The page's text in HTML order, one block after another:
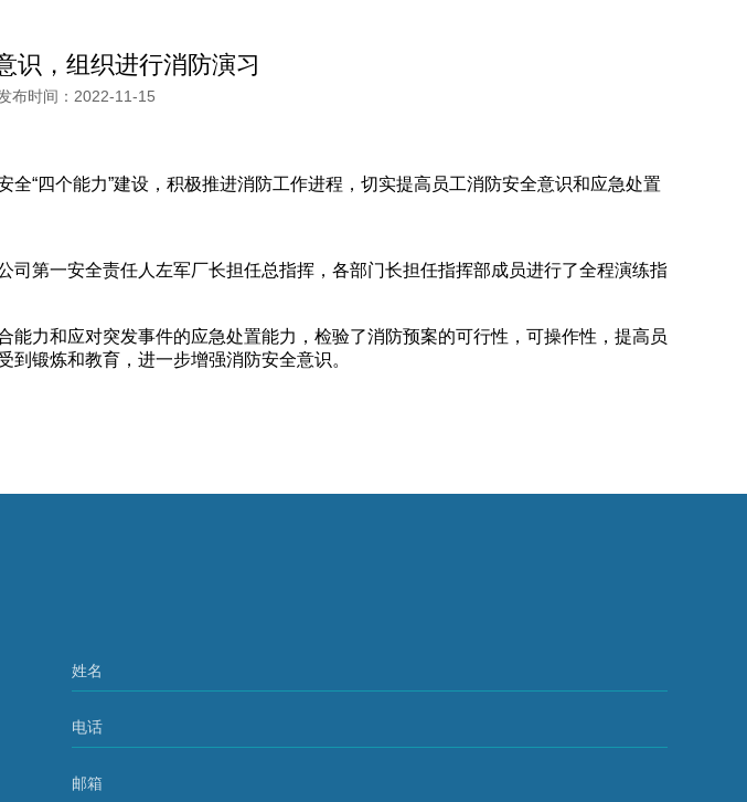
识，组织进行消防演习
布时间：2022-11-15
“四个能力”建设，积极推进消防工作进程，切实提高员工消防安全意识和应急处置
第一安全责任人左军厂长担任总指挥，各部门长担任指挥部成员进行了全程演练指
和应对突发事件的应急处置能力，检验了消防预案的可行性，可操作性，提高员
锻炼和教育，进一步增强消防安全意识。
姓名
电话
邮箱